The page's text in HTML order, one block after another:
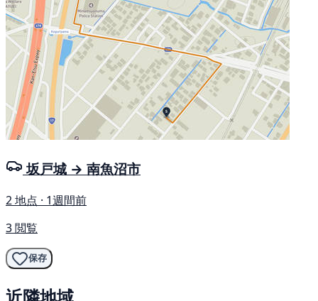
坂戸城 → 南魚沼市
2 地点 · 1週間前
3 閲覧
保存
近隣地域